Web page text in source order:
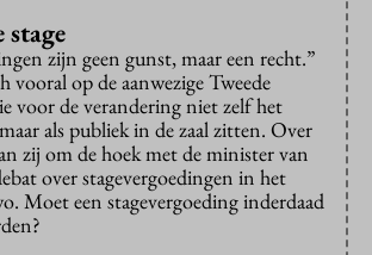
stage
zijn geen gunst, maar een recht.”
vooral op de aanwezige Tweede
voor de verandering niet zelf het
als publiek in de zaal zitten. Over
zij om de hoek met de minister van
over stagevergoedingen in het
Moet een stagevergoeding inderdaad